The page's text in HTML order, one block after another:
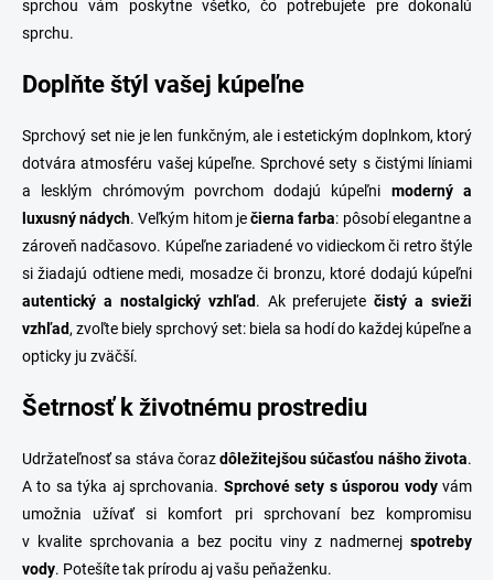
sprchou vám poskytne všetko, čo potrebujete pre dokonalú
sprchu.
Doplňte štýl vašej kúpeľne
Sprchový set nie je len funkčným, ale i estetickým doplnkom, ktorý
dotvára atmosféru vašej kúpeľne. Sprchové sety s čistými líniami
a lesklým chrómovým povrchom dodajú kúpeľni moderný a
luxusný nádych. Veľkým hitom ječierna farba: pôsobí elegantne a
zároveň nadčasovo. Kúpeľne zariadené vo vidieckom či retro štýle
si žiadajú odtiene medi, mosadze či bronzu, ktoré dodajú kúpeľni
autentický a nostalgický vzhľad. Ak preferujetečistý a svieži
vzhľad, zvoľte biely sprchový set: biela sa hodí do každej kúpeľne a
opticky ju zväčší.
Šetrnosť k životnému prostrediu
Udržateľnosť sa stáva čorazdôležitejšou súčasťou nášho života.
A to sa týka aj sprchovania. Sprchové sety s úsporou vodyvám
umožnia užívať si komfort pri sprchovaní bez kompromisu
v kvalite sprchovania a bez pocitu viny z nadmernej spotreby
vody. Potešíte tak prírodu aj vašu peňaženku.